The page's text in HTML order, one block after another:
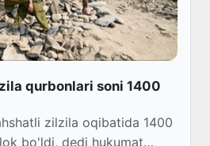
qurbonlari soni 1400
zilzila oqibatida 1400
bo'ldi, dedi hukumat